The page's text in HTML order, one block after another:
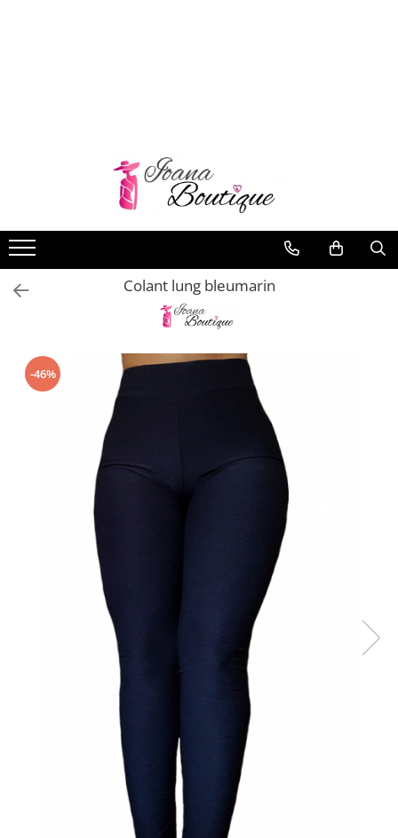
Chiloti clasici
Chiloti tanga
Compleuri & body-uri
Maiouri dama
Colant lung bleumarin
-46%